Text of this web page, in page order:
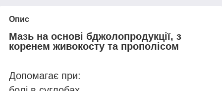
Опис
Мазь на основі бджолопродукції, з
коренем живокосту та прополісом
Допомагає при: